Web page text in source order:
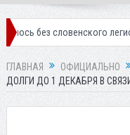
легионера
ГЛАВНАЯ ОФИЦИАЛЬНО
ДОЛГИ ДО 1 ДЕКАБРЯ В